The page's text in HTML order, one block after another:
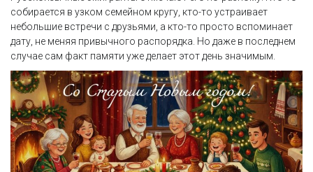
собирается в узком семейном кругу, кто-то устраивает
небольшие встречи с друзьями, а кто-то просто вспоминает
дату, не меняя привычного распорядка. Но даже в последнем
случае сам факт памяти уже делает этот день значимым.